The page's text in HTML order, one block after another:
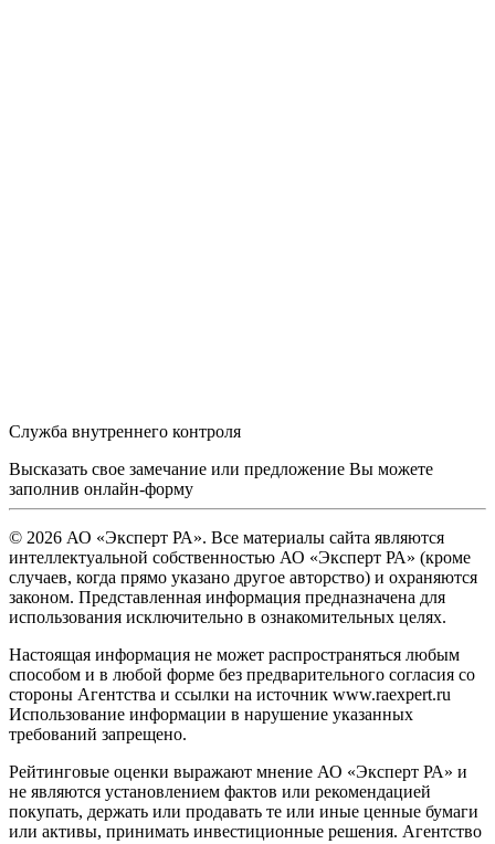
Служба внутреннего контроля
Высказать свое замечание или предложение Вы можете
заполнив онлайн-форму
© 2026 АО «Эксперт РА». Все материалы сайта являются
интеллектуальной собственностью АО «Эксперт РА» (кроме
случаев, когда прямо указано другое авторство) и охраняются
законом. Представленная информация предназначена для
использования исключительно в ознакомительных целях.
Настоящая информация не может распространяться любым
способом и в любой форме без предварительного согласия со
стороны Агентства и ссылки на источник www.raexpert.ru
Использование информации в нарушение указанных
требований запрещено.
Рейтинговые оценки выражают мнение АО «Эксперт РА» и
не являются установлением фактов или рекомендацией
покупать, держать или продавать те или иные ценные бумаги
или активы, принимать инвестиционные решения. Агентство